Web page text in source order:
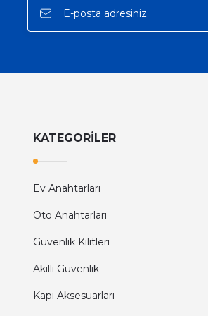
KATEGORİLER
Ev Anahtarları
Oto Anahtarları
Güvenlik Kilitleri
Akıllı Güvenlik
Kapı Aksesuarları